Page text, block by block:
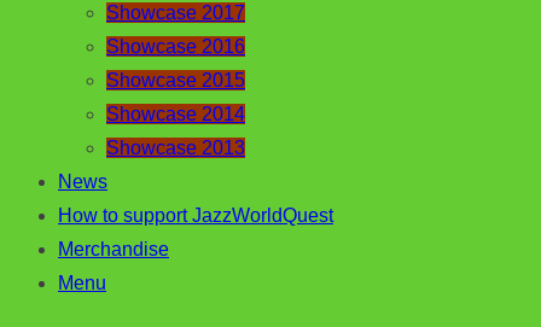
Showcase 2017
Showcase 2016
Showcase 2015
Showcase 2014
Showcase 2013
News
How to support JazzWorldQuest
Merchandise
Menu